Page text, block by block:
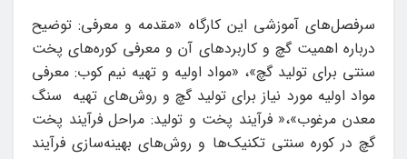
سرفصل‌های آموزشی این کارگاه «مقدمه و معرفی: توضیح
درباره اهمیت گچ و کاربردهای آن و معرفی کوره‌های پخت
سنتی برای تولید گچ»، «مواد اولیه و تهیه نیم کوب: معرفی
مواد اولیه مورد نیاز برای تولید گچ و روش‌های تهیه سنگ
معدن مرغوب»،« فرآیند پخت و تولید: مراحل فرآیند پخت
گچ در کوره سنتی تکنیک‌ها و روش‌های بهینه‌سازی فرآیند